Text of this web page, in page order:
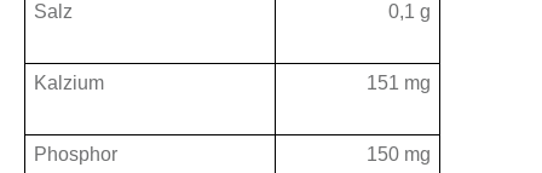
Salz 0,1 g
Kalzium 151 mg
Phosphor 150 mg